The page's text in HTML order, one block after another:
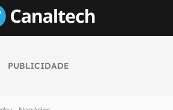
PUBLICIDADE